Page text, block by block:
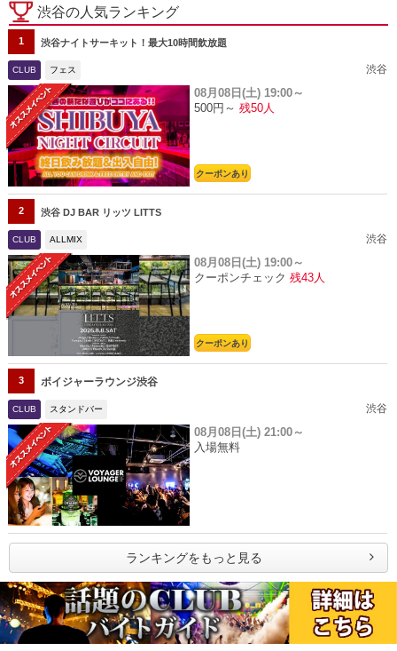
渋谷の人気ランキング
1 渋谷ナイトサーキット！最大10時間飲放題
CLUB フェス 渋谷
08月08日(土) 19:00～
500円～ 残50人
クーポンあり
2 渋谷 DJ BAR リッツ LITTS
CLUB ALLMIX 渋谷
08月08日(土) 19:00～
クーポンチェック 残43人
クーポンあり
3 ボイジャーラウンジ渋谷
CLUB スタンドバー 渋谷
08月08日(土) 21:00～
入場無料
ランキングをもっと見る